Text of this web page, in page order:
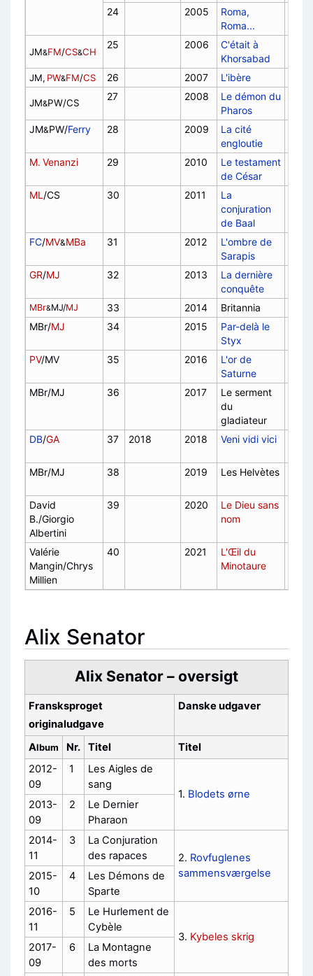
24
2005
Roma,
Roma...
JM&FM/CS&CH
25 2006
C'était à
Khorsabad
JM, PW&FM/CS 26 2007 L'ibère
JM&PW/CS
27 2008
Le démon du
Pharos
JM&PW/Ferry 28 2009
La cité
engloutie
M. Venanzi
29 2010
Le testament
de César
ML /CS 30 2011
La
conjuration
de Baal
FC/MV&MBa 31 2012
L'ombre de
Sarapis
GR/MJ 32 2013
La dernière
conquête
MBr&MJ/MJ 33 2014 Britannia
MBr/MJ 34 2015
Par-delà le
Styx
PV/MV 35 2016
L'or de
Saturne
MBr/MJ
36 2017
Le serment
du
gladiateur
DB/GA 37 2018 2018 Veni vidi vici
MBr/MJ 38 2019 Les Helvètes
David
B./Giorgio
Albertini
39 2020
Le Dieu sans
nom
Valérie
Mangin/Chrys
Millien
40 2021
L'Œil du
Minotaure
Alix Senator
Alix Senator – oversigt
Fransksproget
originaludgave
Danske udgaver
Album Nr. Titel
Titel
2012-
09
1
Les Aigles de
sang
1. Blodets ørne
2013-
09
2
Le Dernier
Pharaon
2014-
11
3
La Conjuration
des rapaces
2. Rovfuglenes
sammensværgelse
2015-
10
4
Les Démons de
Sparte
2016-
11
5
Le Hurlement de
Cybèle
3. Kybeles skrig
2017-
09
6
La Montagne
des morts